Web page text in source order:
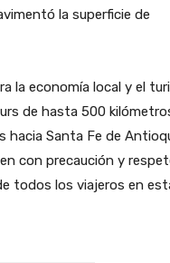
la superficie de
la economía local y el
de hasta 500
Santa Fe de
con precaución y
todos los viajeros en